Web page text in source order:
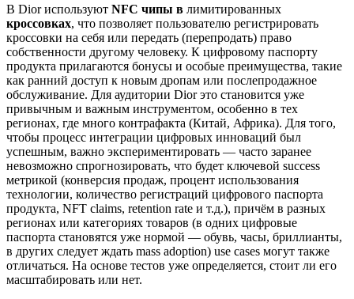
В Dior используют NFC чипы в лимитированных
кроссовках, что позволяет пользователю регистрировать
кроссовки на себя или передать (перепродать) право
собственности другому человеку. К цифровому паспорту
продукта прилагаются бонусы и особые преимущества, такие
как ранний доступ к новым дропам или послепродажное
обслуживание. Для аудитории Dior это становится уже
привычным и важным инструментом, особенно в тех
регионах, где много контрафакта (Китай, Африка). Для того,
чтобы процесс интеграции цифровых инноваций был
успешным, важно экспериментировать — часто заранее
невозможно спрогнозировать, что будет ключевой success
метрикой (конверсия продаж, процент использования
технологии, количество регистраций цифрового паспорта
продукта, NFT claims, retention rate и т.д.), причём в разных
регионах или категориях товаров (в одних цифровые
паспорта становятся уже нормой — обувь, часы, бриллианты,
в других следует ждать mass adoption) use cases могут также
отличаться. На основе тестов уже определяется, стоит ли его
масштабировать или нет.